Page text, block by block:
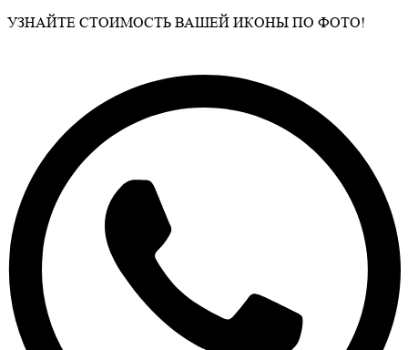
УЗНАЙТЕ СТОИМОСТЬ ВАШЕЙ ИКОНЫ ПО ФОТО!